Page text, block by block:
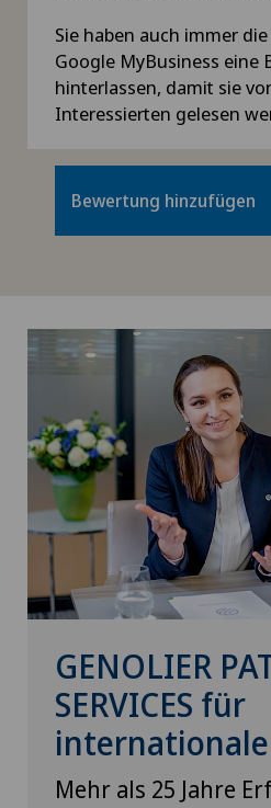
Sie haben auch immer
Google MyBusiness eine
hinterlassen, damit sie
Interessierten gelesen
Bewertung hinzufügen
GENOLIER
SERVICES für
Mehr als 25 Jahre